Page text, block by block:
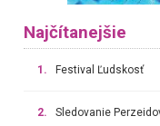
Najčítanejšie
1. Festival Ľudskosť
2. Sledovanie